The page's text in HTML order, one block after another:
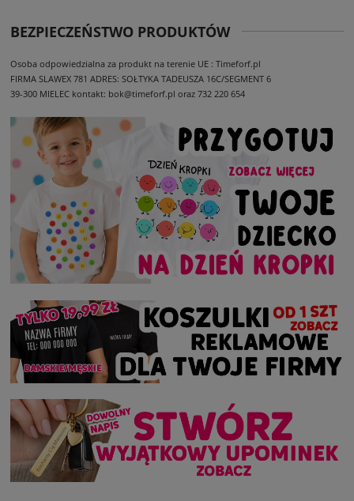
BEZPIECZEŃSTWO PRODUKTÓW
Osoba odpowiedzialna za produkt na terenie UE : Timeforf.pl
FIRMA SLAWEX 781 ADRES: SOŁTYKA TADEUSZA 16C/SEGMENT 6
39-300 MIELEC kontakt: bok@timeforf.pl oraz 732 220 654